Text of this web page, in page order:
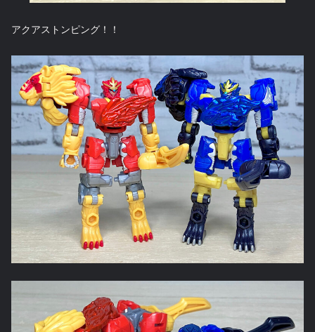
アクアストンピング！！